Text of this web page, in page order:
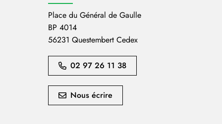
Place du Général de Gaulle
BP 4014
56231 Questembert Cedex
02 97 26 11 38
Nous écrire